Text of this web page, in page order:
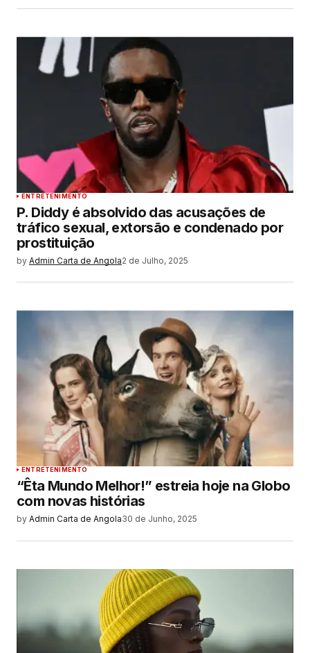
ENTRETENIMENTO
P. Diddy é absolvido das acusações de
tráfico sexual, extorsão e condenado por
prostituição
by Admin Carta de Angola2 de Julho, 2025
ENTRETENIMENTO
“Êta Mundo Melhor!” estreia hoje na Globo
com novas histórias
by Admin Carta de Angola30 de Junho, 2025